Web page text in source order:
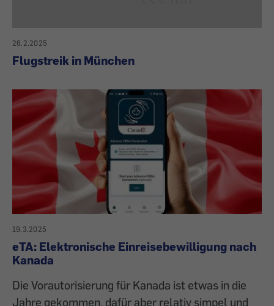
26.2.2025
Flugstreik in München
19.3.2025
eTA: Elektronische Einreisebewilligung nach
Kanada
Die Vorautorisierung für Kanada ist etwas in die
Jahre gekommen, dafür aber relativ simpel und